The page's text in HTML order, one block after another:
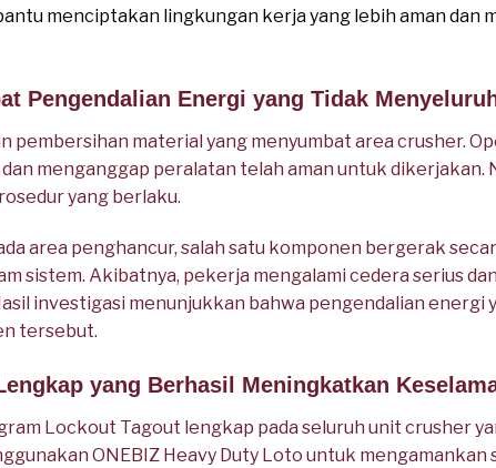
menciptakan lingkungan kerja yang lebih aman dan
Pengendalian Energi yang Tidak
pembersihan material yang menyumbat area crusher.
menganggap peralatan telah aman untuk dikerjakan.
yang berlaku.
area penghancur, salah satu komponen bergerak
sistem. Akibatnya, pekerja mengalami cedera serius
investigasi menunjukkan bahwa pengendalian energi
tersebut.
yang Berhasil Meningkatkan
Lockout Tagout lengkap pada seluruh unit crusher
ONEBIZ Heavy Duty Loto untuk